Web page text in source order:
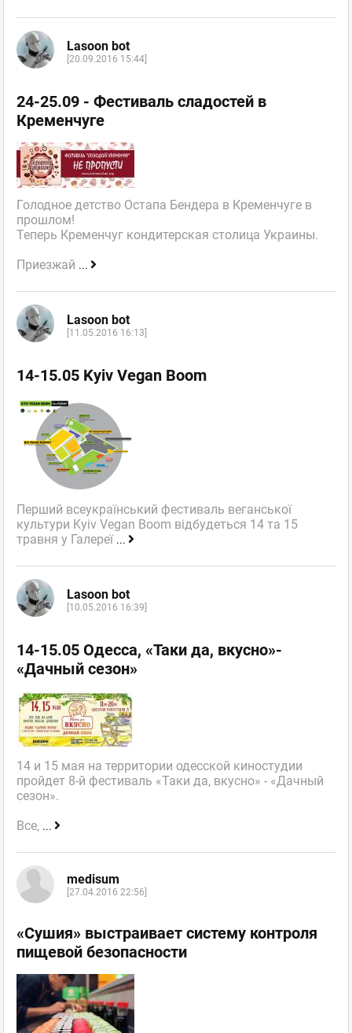
Lasoon bot
[20.09.2016 15:44]
24-25.09 - Фестиваль сладостей в
Кременчуге
Голодное детство Остапа Бендера в Кременчуге в
прошлом!
Теперь Кременчуг кондитерская столица Украины.
Приезжай ...
Lasoon bot
[11.05.2016 16:13]
14-15.05 Kyiv Vegan Boom
Перший всеукраїнський фестиваль веганської
культури Kyiv Vegan Boom відбудеться 14 та 15
травня у Галереї ...
Lasoon bot
[10.05.2016 16:39]
14-15.05 Одесса, «Таки да, вкусно»-
«Дачный сезон»
14 и 15 мая на территории одесской киностудии
пройдет 8-й фестиваль «Таки да, вкусно» - «Дачный
сезон».
Все, ...
medisum
[27.04.2016 22:56]
«Сушия» выстраивает систему контроля
пищевой безопасности